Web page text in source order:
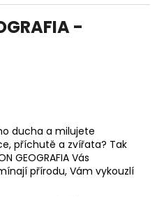
-
ducha a milujete
příchutě a zvířata? Tak
GEOGRAFIA Vás
přírodu, Vám vykouzlí